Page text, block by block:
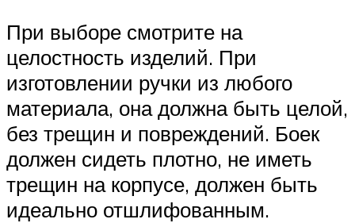
При выборе смотрите на
целостность изделий. При
изготовлении ручки из любого
материала, она должна быть целой,
без трещин и повреждений. Боек
должен сидеть плотно, не иметь
трещин на корпусе, должен быть
идеально отшлифованным.